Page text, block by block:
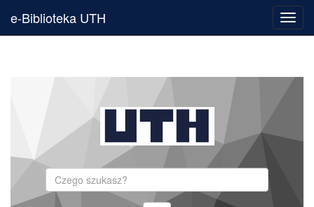
e-Biblioteka UTH